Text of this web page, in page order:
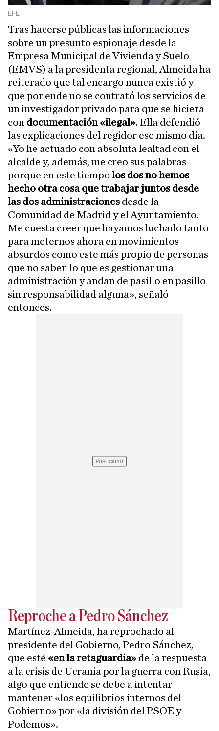
EFE
Tras hacerse públicas las informaciones
sobre un presunto espionaje desde la
Empresa Municipal de Vivienda y Suelo
(EMVS) a la presidenta regional, Almeida ha
reiterado que tal encargo nunca existió y
que por ende no se contrató los servicios de
un investigador privado para que se hiciera
con documentación «ilegal». Ella defendió
las explicaciones del regidor ese mismo día.
«Yo he actuado con absoluta lealtad con el
alcalde y, además, me creo sus palabras
porque en este tiempo los dos no hemos
hecho otra cosa que trabajar juntos desde
las dos administraciones desde la
Comunidad de Madrid y el Ayuntamiento.
Me cuesta creer que hayamos luchado tanto
para meternos ahora en movimientos
absurdos como este más propio de personas
que no saben lo que es gestionar una
administración y andan de pasillo en pasillo
sin responsabilidad alguna», señaló
entonces.
Reproche a Pedro Sánchez
Martínez-Almeida, ha reprochado al
presidente del Gobierno, Pedro Sánchez,
que esté «en la retaguardia» de la respuesta
a la crisis de Ucrania por la guerra con Rusia,
algo que entiende se debe a intentar
mantener «los equilibrios internos del
Gobierno» por «la división del PSOE y
Podemos».